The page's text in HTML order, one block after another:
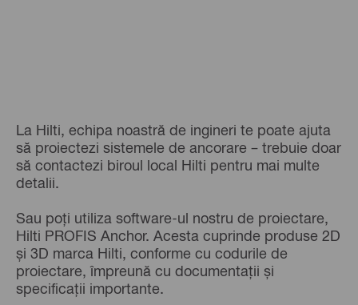
La Hilti, echipa noastră de ingineri te poate ajuta
să proiectezi sistemele de ancorare – trebuie doar
să contactezi biroul local Hilti pentru mai multe
detalii.
Sau poți utiliza software-ul nostru de proiectare,
Hilti PROFIS Anchor. Acesta cuprinde produse 2D
și 3D marca Hilti, conforme cu codurile de
proiectare, împreună cu documentații și
specificații importante.